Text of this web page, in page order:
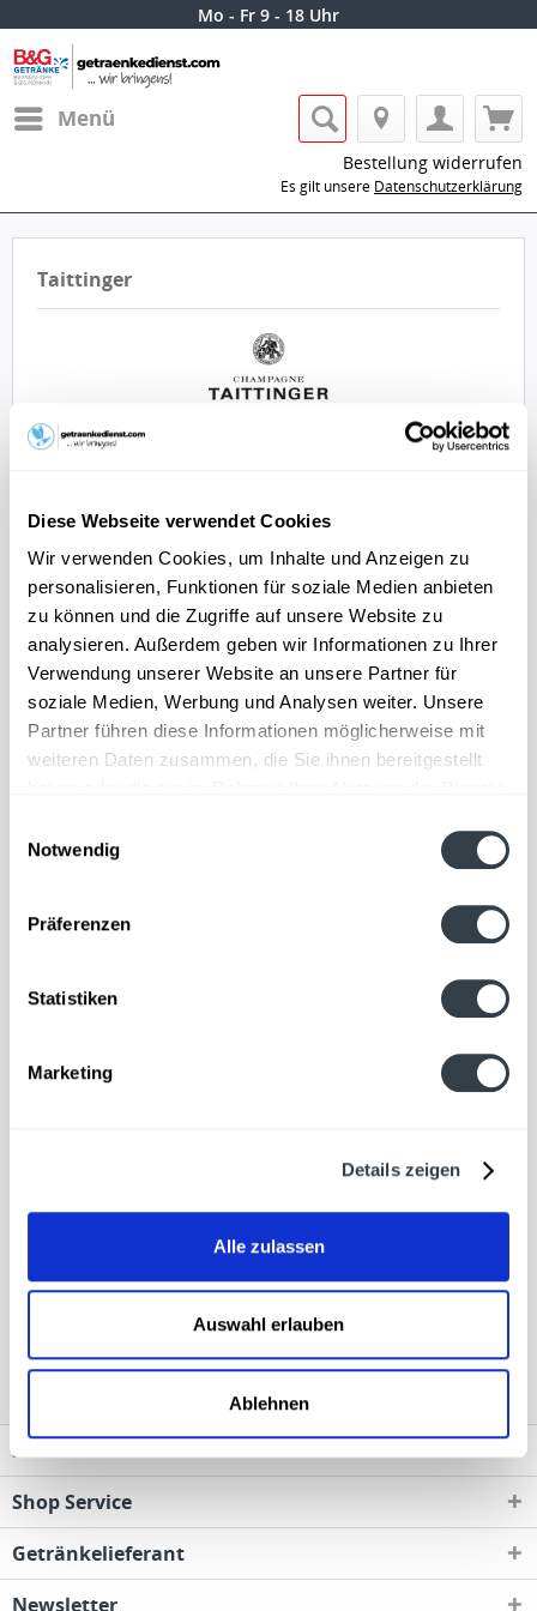
Diese Webseite verwendet Cookies
Wir verwenden Cookies, um Inhalte und Anzeigen zu
personalisieren, Funktionen für soziale Medien anbieten
zu können und die Zugriffe auf unsere Website zu
analysieren. Außerdem geben wir Informationen zu Ihrer
Verwendung unserer Website an unsere Partner für
soziale Medien, Werbung und Analysen weiter. Unsere
Partner führen diese Informationen möglicherweise mit
weiteren Daten zusammen, die Sie ihnen bereitgestellt
Notwendig
Präferenzen
Statistiken
Marketing
Details zeigen
Alle zulassen
Auswahl erlauben
Ablehnen
Mo - Fr 9 - 18 Uhr
Menü
Bestellung widerrufen
Es gilt unsere Datenschutzerklärung
Taittinger
Champagne beheimatet.Aus der Kellerei Forest &
Fourneaux, welche im Jahr 1734 gegründet wurde
entstand im Jahr 1931 das Unternehmen Taittinger. Das
Champagnerhaus befindet sich abgesehen von einer
kurzen Zeit im Familienbesitz. Derzeitiger
Geschäftsführer ist Pierre-Emmanuel Taittinger. Das
Weingut Taittinger ist eines der größten in der
gesamten Champagne und umfasst heute 288 Hektar.
Für alle Produkte des Hauses Taittinger ist der hohe
Anteil von Chardonnay in sämtlichen Cuvées
Taittinger kann ganz einfach online beim
Getränkeservice bestellt werden. Egal ob nach Hause
Getränkelieferservice geliefert und das Leergut wird
mitgenommen.
Taittinger wird in den folgenden Regionen, Städten,
Orten und Postleitzahl-Gebieten geliefert
Service Hotline
Shop Service
Getränkelieferant
Newsletter